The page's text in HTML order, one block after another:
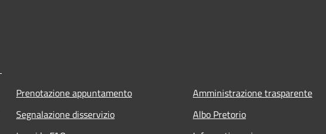
Prenotazione appuntamento
Segnalazione disservizio
Amministrazione trasparente
Albo Pretorio